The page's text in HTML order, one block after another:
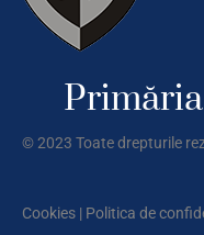
© 2023 Toate drepturile
Cookies | Politica de